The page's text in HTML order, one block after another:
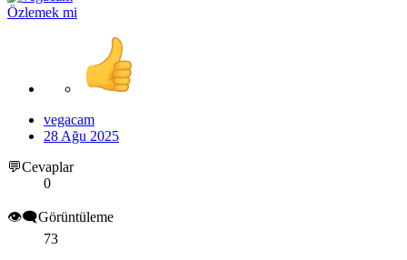
Özlemek mi
vegacam
28 Ağu 2025
💬Cevaplar
0
👁️‍🗨️Görüntüleme
73